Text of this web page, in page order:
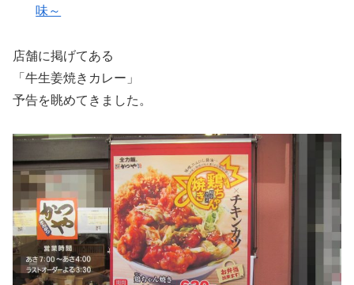
味～
店舗に掲げてある
「牛生姜焼きカレー」
予告を眺めてきました。